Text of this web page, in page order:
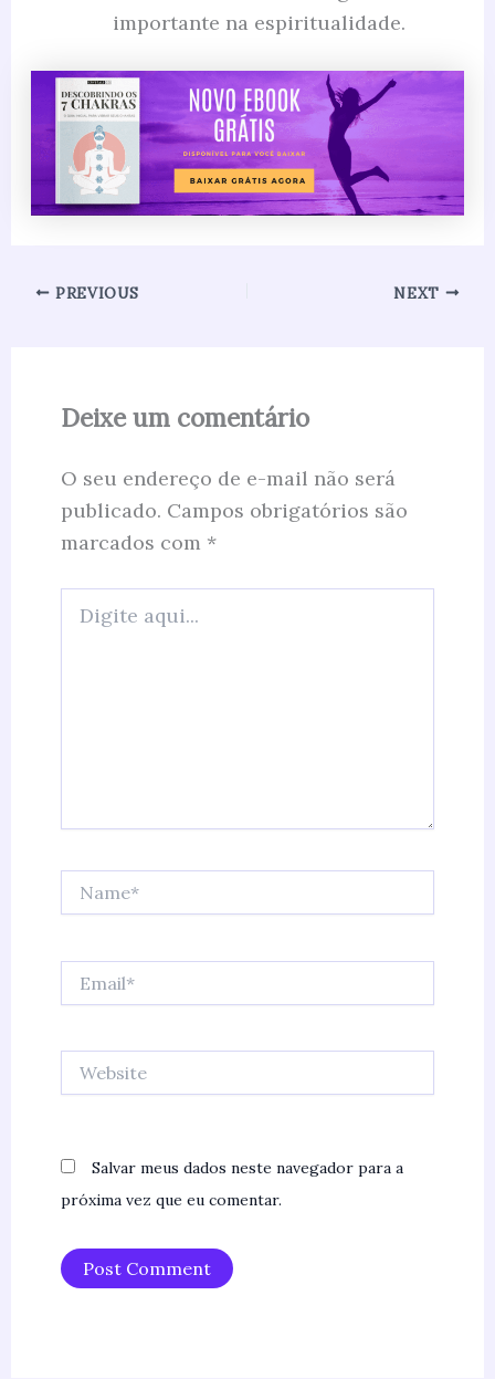
importante na espiritualidade.
PREVIOUS NEXT
Deixe um comentário
O seu endereço de e-mail não será
publicado. Campos obrigatórios são
marcados com *
aqui...
Salvar meus dados neste navegador para a
próxima vez que eu comentar.